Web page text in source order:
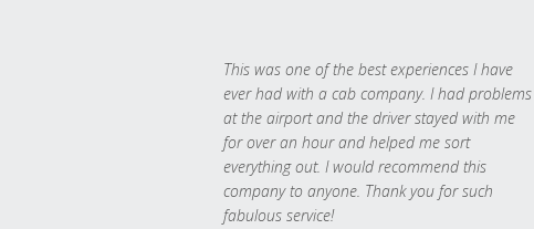
This was one of the best experiences I have
ever had with a cab company. I had problems
at the airport and the driver stayed with me
for over an hour and helped me sort
everything out. I would recommend this
company to anyone. Thank you for such
fabulous service!